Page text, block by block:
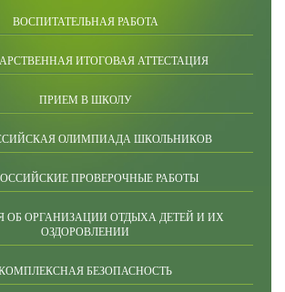
ВОСПИТАТЕЛЬНАЯ РАБОТА
ИТОГОВАЯ АТТЕСТАЦИЯ
ПРИЕМ В ШКОЛУ
ОЛИМПИАДА ШКОЛЬНИКОВ
ПРОВЕРОЧНЫЕ РАБОТЫ
ОБ ОРГАНИЗАЦИИ ОТДЫХА ДЕТЕЙ И ИХ
ОЗДОРОВЛЕНИИ
БЕЗОПАСНОСТЬ